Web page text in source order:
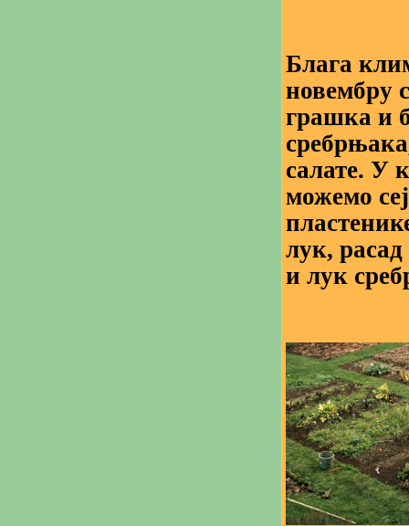
Блага
новембру
грашка и
салате. У
можемо
лук,
и лук